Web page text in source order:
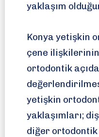
yaklaşım
Konya yetişkin
çene
ortodontik
yetişkin
yaklaşımları;
diğer